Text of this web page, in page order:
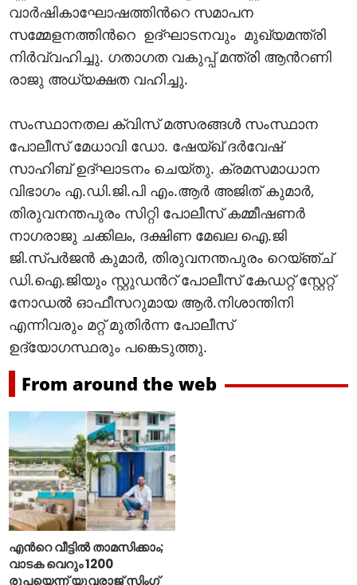
വാര്‍ഷികാഘോഷത്തിന്‍റെ സമാപന
സമ്മേളനത്തിന്‍റെ ഉദ്ഘാടനവും മുഖ്യമന്ത്രി
നിര്‍വ്വഹിച്ചു. ഗതാഗത വകുപ്പ് മന്ത്രി ആന്‍റണി
രാജു അധ്യക്ഷത വഹിച്ചു.
സംസ്ഥാനതല ക്വിസ് മത്സരങ്ങള്‍ സംസ്ഥാന
പോലീസ് മേധാവി ഡോ. ഷേയ്ഖ് ദര്‍വേഷ്
സാഹിബ് ഉദ്ഘാടനം ചെയ്തു. ക്രമസമാധാന
വിഭാഗം എ.ഡി.ജി.പി എം.ആര്‍ അജിത് കുമാര്‍,
തിരുവനന്തപുരം സിറ്റി പോലീസ് കമ്മീഷണര്‍
നാഗരാജു ചക്കിലം, ദക്ഷിണ മേഖല ഐ.ജി
ജി.സ്പര്‍ജന്‍ കുമാര്‍, തിരുവനന്തപുരം റെയ്ഞ്ച്
ഡി.ഐ.ജിയും സ്റ്റുഡന്‍റ് പോലീസ് കേഡറ്റ് സ്റ്റേറ്റ്
നോഡല്‍ ഓഫീസറുമായ ആര്‍.നിശാന്തിനി
എന്നിവരും മറ്റ് മുതിര്‍ന്ന പോലീസ്
ഉദ്യോഗസ്ഥരും പങ്കെടുത്തു.
From around the web
എന്‍റെ വീട്ടില്‍ താമസിക്കാം;
വാടക വെറും 1200
രൂപയെന്ന് യുവരാജ് സിംഗ്